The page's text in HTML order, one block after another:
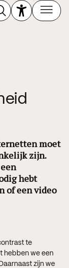
moet
zijn.
hebt
of een video
te
hebben we een
zijn we